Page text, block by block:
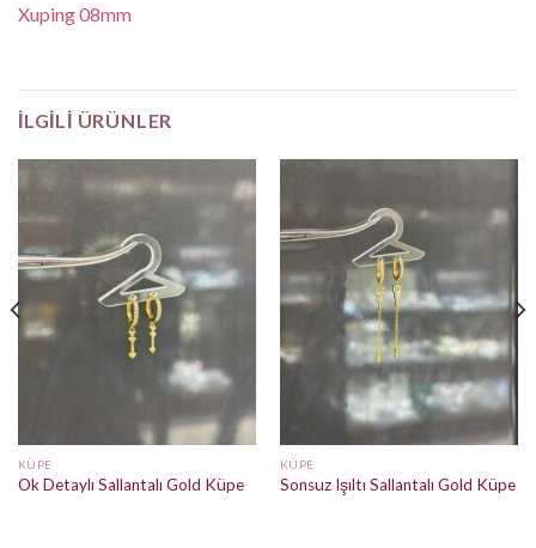
Xuping 08mm
İLGILI ÜRÜNLER
KÜPE
Ok Detaylı Sallantalı Gold Küpe
KÜPE
Sonsuz Işıltı Sallantalı Gold Küpe